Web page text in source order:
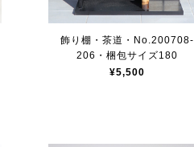
飾り棚・茶道・No.200708-
206・梱包サイズ180
¥5,500